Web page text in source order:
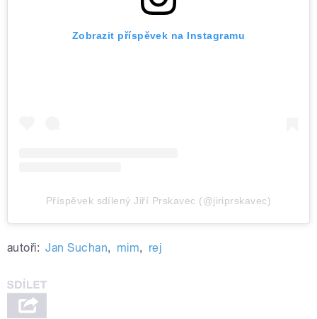
Zobrazit příspěvek na Instagramu
Příspěvek sdílený Jiří Prskavec (@jiriprskavec)
autoři: Jan Suchan, mim, rej